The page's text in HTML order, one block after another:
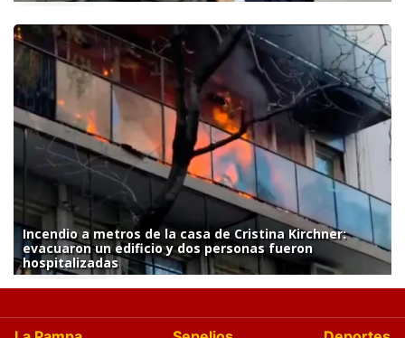
Incendio a metros de la casa de Cristina Kirchner:
evacuaron un edificio y dos personas fueron
hospitalizadas